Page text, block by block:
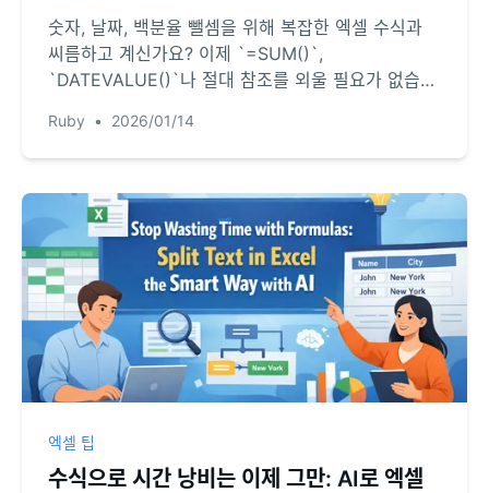
숫자, 날짜, 백분율 뺄셈을 위해 복잡한 엑셀 수식과
씨름하고 계신가요? 이제 `=SUM()`,
`DATEVALUE()`나 절대 참조를 외울 필요가 없습니
뺄셈 계산을 즉시 처리하는 방법을 알아보세요.
Ruby • 2026/01/14
엑셀 팁
수식으로 시간 낭비는 이제 그만: AI로 엑셀